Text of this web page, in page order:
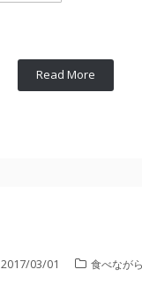
Read More
2017/03/01 食べながら